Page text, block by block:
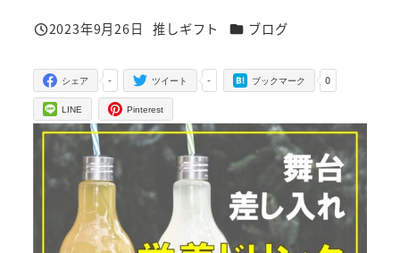
投稿日
2023年9月26日
著
推しギフト カテゴリー
ブログ
-
シェア -
ツイート 0
ブックマーク
LINE Pinterest